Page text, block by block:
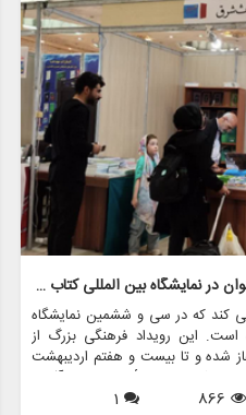
غرفه انتشارات میراث شرق با ۲۲۳ عنوان در نمایشگاه بین المللی کتاب تهران
می کند که در سی و ششمین نمایشگاه
این رویداد فرهنگی بزرگ از
خورشیدی آغاز شده و تا بیست و هفتم اردیبهشت
با ارائهٔ جدیدترین آثار و
به کتاب و فرهنگ هستیم. غرفه
866
1